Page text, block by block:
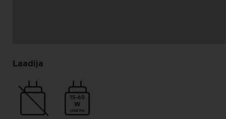
laadimine
Laadija
15-60
W
USB PD